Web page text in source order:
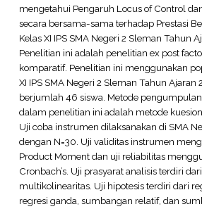
mengetahui Pengaruh Locus of Control
secara bersama-sama terhadap Prestasi
Kelas XI IPS SMA Negeri 2 Sleman Tahun
Penelitian ini adalah penelitian ex post
komparatif. Penelitian ini menggunakan
XI IPS SMA Negeri 2 Sleman Tahun
berjumlah 46 siswa. Metode
dalam penelitian ini adalah metode
Uji coba instrumen dilaksanakan di SMA
dengan N=30. Uji validitas instrumen
Product Moment dan uji reliabilitas
Cronbach’s. Uji prasyarat analisis terdiri
multikolinearitas. Uji hipotesis terdiri dari
regresi ganda, sumbangan relatif, dan